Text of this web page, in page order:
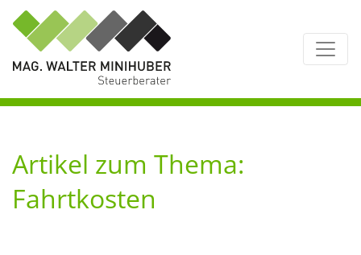
Artikel zum Thema:
Fahrtkosten